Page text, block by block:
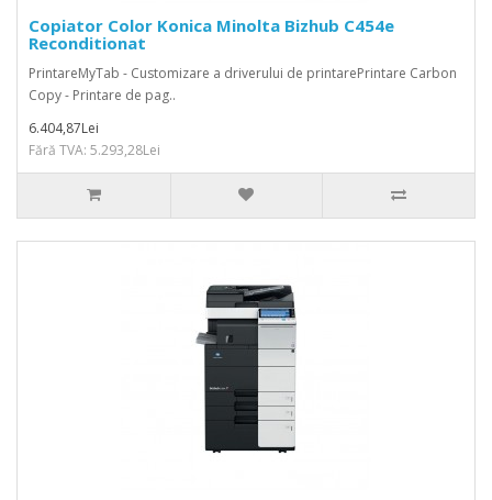
Copiator Color Konica Minolta Bizhub C454e
Reconditionat
PrintareMyTab - Customizare a driverului de printarePrintare Carbon
Copy - Printare de pag..
6.404,87Lei
Fără TVA: 5.293,28Lei